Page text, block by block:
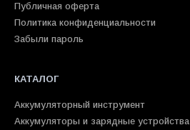
Публичная оферта
Политика конфиденциальности
Забыли пароль
КАТАЛОГ
Аккумуляторный инструмент
Аккумуляторы и зарядные устройства